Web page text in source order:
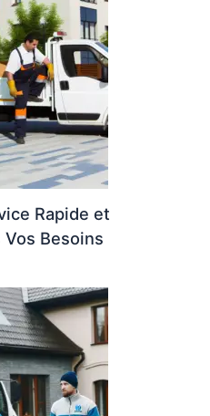
Rapide et
Besoins